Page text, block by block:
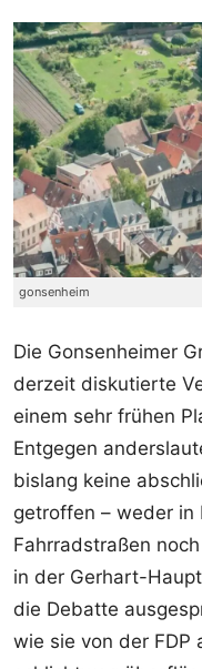
gonsenheim
Die Gonsenheimer
derzeit diskutierte
einem sehr frühen
Entgegen
bislang keine
getroffen – weder in
Fahrradstraßen
in der Gerhart-
die Debatte
wie sie von der FDP